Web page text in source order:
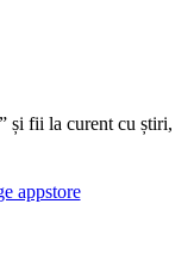
și fii la curent cu știri,